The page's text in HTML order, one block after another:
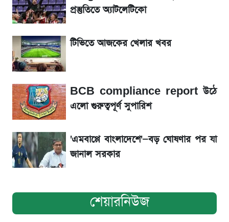
রবির বড় সাফল্য! আয় কম বাড়লেও রেকর্ড মুনাফা ও
গ্রাহক বৃদ্ধি
শেয়ার বিজকে লিগ্যাল নোটিশ পাঠাল রবি, শুরু নতুন
বিতর্ক
সৌদিতে বাংলাদেশিদের আকামা নবায়নে বদলে গেল
নিয়ম
প্রস্তুতিতে অ্যাটলেটিকো
টিভিতে আজকের খেলার খবর
BCB compliance report উঠে
এলো গুরুত্বপূর্ণ সুপারিশ
'এমবাপ্পে বাংলাদেশে'—বড় ঘোষণার পর যা
জানাল সরকার
শেয়ারনিউজ